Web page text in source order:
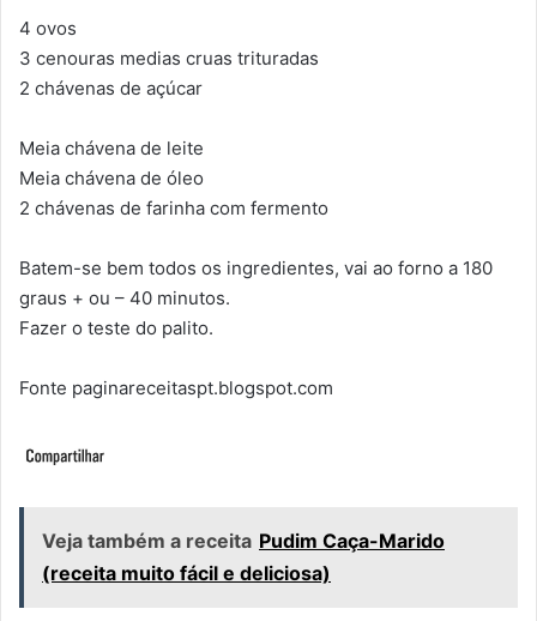
4 ovos
3 cenouras medias cruas trituradas
2 chávenas de açúcar
Meia chávena de leite
Meia chávena de óleo
2 chávenas de farinha com fermento
Batem-se bem todos os ingredientes, vai ao forno a 180
graus + ou – 40 minutos.
Fazer o teste do palito.
Fonte paginareceitaspt.blogspot.com
Veja também a receita Pudim Caça-Marido
(receita muito fácil e deliciosa)